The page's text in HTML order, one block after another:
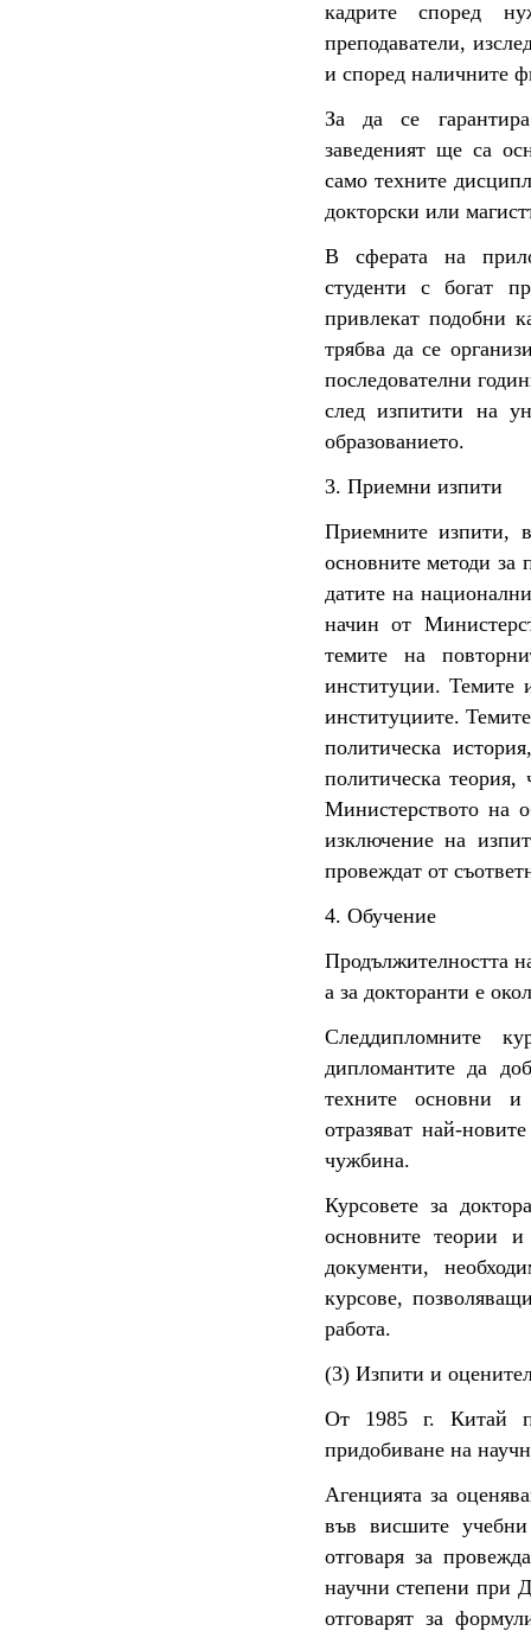
кадрите според
преподаватели,
и според наличните
За да се
заведеният ще са
само техните
докторски или
В сферата на
студенти с богат
привлекат подобни
трябва да се
последователни
след изпитити на
образованието.
3. Приемни изпити
Приемните изпити,
основните методи
датите на
начин от
темите на
институции. Темите
институциите.
политическа
политическа
Министерството на
изключение на
провеждат от
4. Обучение
Продължителността
а за докторанти е
Следдипломните
дипломантите да
техните основни и
отразяват най-
чужбина.
Курсовете за
основните теории
документи,
курсове,
работа.
(3) Изпити и
От 1985 г. Китай
придобиване на
Агенцията за
във висшите
отговаря за
научни степени при
отговарят за